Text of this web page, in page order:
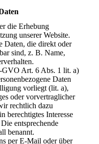
die Erhebung
unserer Website.
Daten, die direkt oder
sind, z. B. Name,
GVO Art. 6 Abs. 1 lit. a)
Daten
vorliegt (lit. a),
oder vorvertraglicher
rechtlich dazu
berechtigtes Interesse
entsprechende
benannt.
per E-Mail oder über